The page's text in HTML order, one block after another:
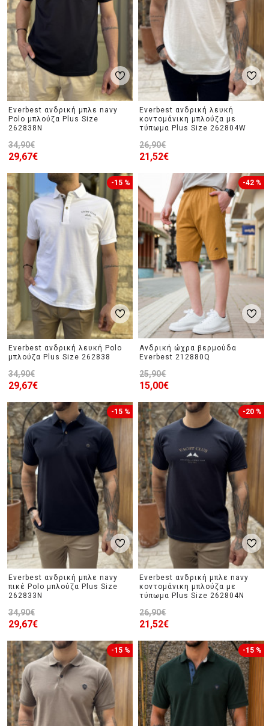
Everbest ανδρική μπλε navy
Polo μπλούζα Plus Size
262838N
29,67€
34,90€
Everbest ανδρική λευκή
κοντομάνικη μπλούζα με
τύπωμα Plus Size 262804W
21,52€
26,90€
-15 %
Everbest ανδρική λευκή Polo
μπλούζα Plus Size 262838
29,67€
34,90€
-42 %
Ανδρική ώχρα βερμούδα
Everbest 212880Q
15,00€
25,90€
-15 %
Everbest ανδρική μπλε navy
πικέ Polo μπλούζα Plus Size
262833N
29,67€
34,90€
-20 %
Everbest ανδρική μπλε navy
κοντομάνικη μπλούζα με
τύπωμα Plus Size 262804N
21,52€
26,90€
-15 % -15 %